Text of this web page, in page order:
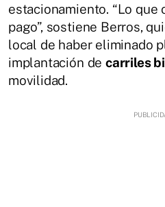
estacionamiento. “Lo que
pago”, sostiene Berros,
local de haber eliminado
implantación de carriles
movilidad.